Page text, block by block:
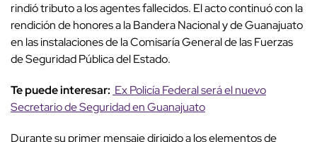
rindió tributo a los agentes fallecidos. El acto continuó con la
rendición de honores a la Bandera Nacional y de Guanajuato
en las instalaciones de la Comisaría General de las Fuerzas
de Seguridad Pública del Estado.
Te puede interesar: Ex Policía Federal será el nuevo
Secretario de Seguridad en Guanajuato
Durante su primer mensaje dirigido a los elementos de